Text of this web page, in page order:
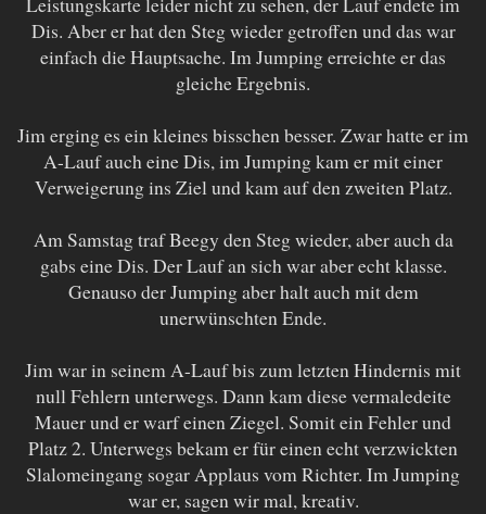
Dis. Aber er hat den Steg wieder getroffen und das war
einfach die Hauptsache. Im Jumping erreichte er das
gleiche Ergebnis.
Jim erging es ein kleines bisschen besser. Zwar hatte er im
A-Lauf auch eine Dis, im Jumping kam er mit einer
Verweigerung ins Ziel und kam auf den zweiten Platz.
Am Samstag traf Beegy den Steg wieder, aber auch da
gabs eine Dis. Der Lauf an sich war aber echt klasse.
Genauso der Jumping aber halt auch mit dem
unerwünschten Ende.
Jim war in seinem A-Lauf bis zum letzten Hindernis mit
null Fehlern unterwegs. Dann kam diese vermaledeite
Mauer und er warf einen Ziegel. Somit ein Fehler und
Platz 2. Unterwegs bekam er für einen echt verzwickten
Slalomeingang sogar Applaus vom Richter. Im Jumping
war er, sagen wir mal, kreativ.